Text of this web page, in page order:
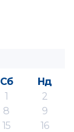
Сб
Нд
1
2
8
9
15
16